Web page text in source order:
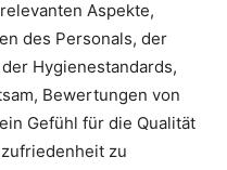
Aspekte,
des Personals, der
Hygienestandards,
Bewertungen von
Gefühl für die Qualität
zu